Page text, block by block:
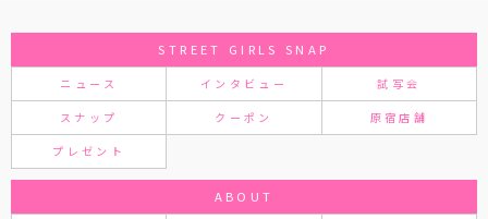
STREET GIRLS SNAP
ニュース インタビュー 試写会
スナップ クーポン 原宿店舗
プレゼント
ABOUT